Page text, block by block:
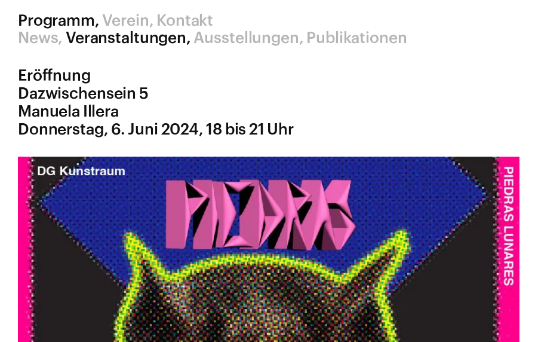
Programm
News Veranstaltungen Ausstellungen Publikationen
Verein Kontakt
Eröffnung
Dazwischensein 5
Manuela Illera
Donnerstag, 6. Juni 2024, 18 bis 21 Uhr